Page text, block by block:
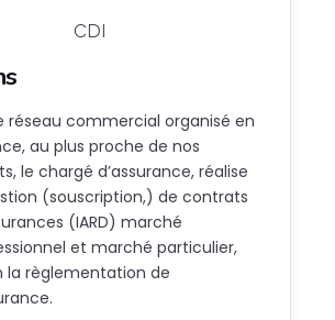
CDI
réseau commercial organisé en
au plus proche de nos
le chargé d’assurance, réalise
(souscription,) de contrats
(IARD) marché
et marché particulier,
la règlementation de